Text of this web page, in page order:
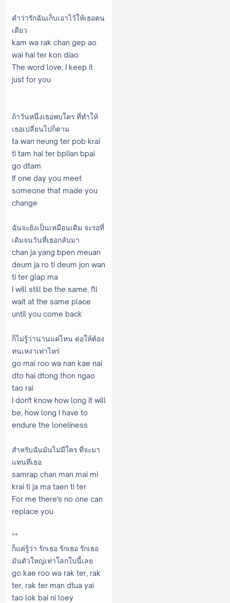
คำว่ารักฉันเก็บเอาไว้ให้เธอคน
เดียว
kam wa rak chan gep ao
wai hai ter kon diao
The word love, I keep it
just for you
ถ้าวันหนึ่งเธอพบใคร ที่ทำให้
เธอเปลี่ยนไปก็ตาม
ta wan neung ter pob krai
ti tam hai ter bplian bpai
go dtam
If one day you meet
someone that made you
change
ฉันจะยังเป็นเหมือนเดิม จะรอที่
เดิมจนวันที่เธอกลับมา
chan ja yang bpen meuan
deum ja ro ti deum jon wan
ti ter glap ma
I will still be the same, I'll
wait at the same place
until you come back
ก็ไม่รู้ว่านานแค่ไหน ต่อให้ต้อง
ทนเหงาเท่าไหร่
go mai roo wa nan kae nai
dto hai dtong thon ngao
tao rai
I don't know how long it will
be, how long I have to
endure the loneliness
สำหรับฉันมันไม่มีใคร ที่จะมา
แทนที่เธอ
samrap chan man mai mi
krai ti ja ma taen ti ter
For me there's no one can
replace you
**
ก็แค่รู้ว่า รักเธอ รักเธอ รักเธอ
มันตัวใหญ่เท่าโลกใบนี้เลย
go kae roo wa rak ter, rak
ter, rak ter man dtua yai
tao lok bai ni loey